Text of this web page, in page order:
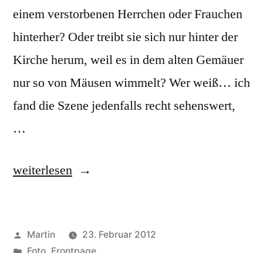
einem verstorbenen Herrchen oder Frauchen
hinterher? Oder treibt sie sich nur hinter der
Kirche herum, weil es in dem alten Gemäuer
nur so von Mäusen wimmelt? Wer weiß… ich
fand die Szene jedenfalls recht sehenswert,
…
„Graveyard
weiterlesen
Veröffentlicht
von
Martin
23. Februar 2012
Veröffentlicht